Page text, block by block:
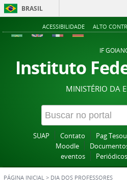
BRASIL
ACESSIBILIDADE ALTO
IF
Instituto
MINISTÉRIO DA
SUAP Contato Pag
Moodle
eventos
Periódicos
PÁGINA INICIAL > DIA DOS PROFESSORES